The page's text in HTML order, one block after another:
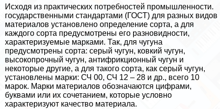
Исходя из пpaктических потребностей промышленности.
государственными стандартами (ГОСТ) для разных видов
материалов установлено определение сорта, а для
каждого сорта предусмотрены его разновидности,
хаpaктеризуемые марками. Так, для чугуна
предусмотрены сорта: серый чугун, ковкий чугун,
высокопрочный чугун, антифрикционный чугун и
некоторые другие, а для такого сорта, как серый чугун,
установлены марки: СЧ 00, СЧ 12 – 28 и др., всего 10
марок. Марки материалов обозначаются цифрами,
буквами или их сочетанием, которые условно
хаpaктеризуют качество материала.